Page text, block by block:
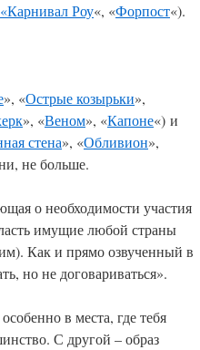
«Карнивал Роу«, «Форпост«).
», «Острые козырьки»,
», «Веном», «Капоне«) и
стена», «Обливион»,
не больше.
о необходимости участия
имущие любой страны
Как и прямо озвученный в
но не договариваться».
в места, где тебя
С другой – образ